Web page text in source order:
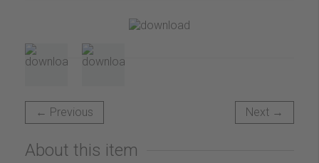
← Previous Next →
About this item